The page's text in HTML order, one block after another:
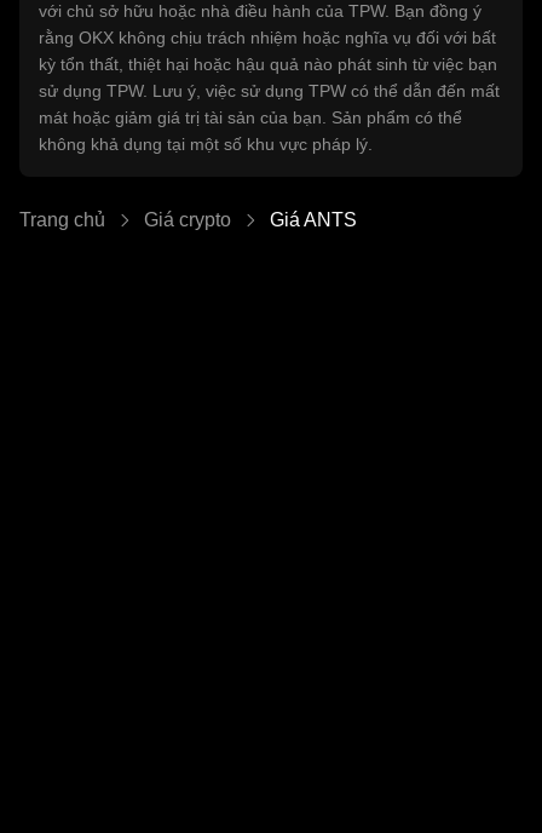
với chủ sở hữu hoặc nhà điều hành của TPW. Bạn đồng ý
rằng OKX không chịu trách nhiệm hoặc nghĩa vụ đối với bất
kỳ tổn thất, thiệt hại hoặc hậu quả nào phát sinh từ việc bạn
sử dụng TPW. Lưu ý, việc sử dụng TPW có thể dẫn đến mất
mát hoặc giảm giá trị tài sản của bạn. Sản phẩm có thể
không khả dụng tại một số khu vực pháp lý.
Trang chủ Giá crypto Giá ANTS